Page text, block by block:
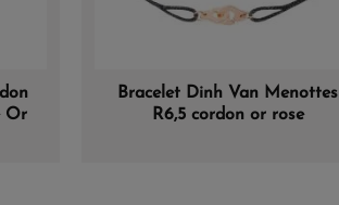
Or
Bracelet Dinh Van Menottes
R6,5 cordon or rose